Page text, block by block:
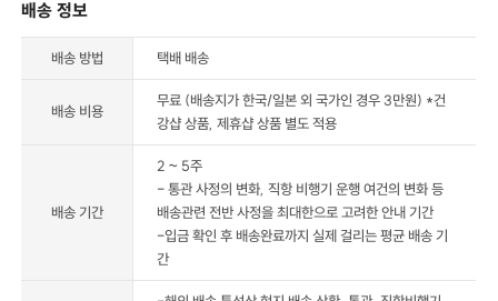
배송 정보
배송 방법 택배 배송
배송 비용
무료 (배송지가 한국/일본 외 국가인 경우 3만원) *건
강샵 상품, 제휴샵 상품 별도 적용
배송 기간
2 ~ 5주
- 통관 사정의 변화, 직항 비행기 운행 여건의 변화 등
배송관련 전반 사정을 최대한으로 고려한 안내 기간
-입금 확인 후 배송완료까지 실제 걸리는 평균 배송 기
간